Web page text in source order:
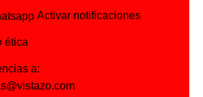
Activar notificaciones
ética
a: